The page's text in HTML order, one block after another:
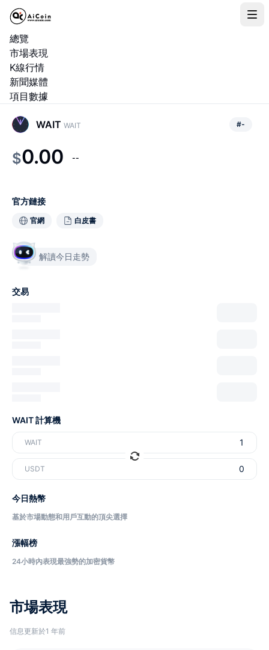
總覽
市場表現
K線行情
新聞媒體
項目數據
市場表現
信息更新於1 年前
WAIT WAIT #-
$0.00 --
官方鏈接
官網 白皮書
解讀今日走勢
交易
WAIT 計算機
WAIT
USDT
今日熱幣
基於市場動態和用戶互動的頂尖選擇
漲幅榜
24小時內表現最強勢的加密貨幣